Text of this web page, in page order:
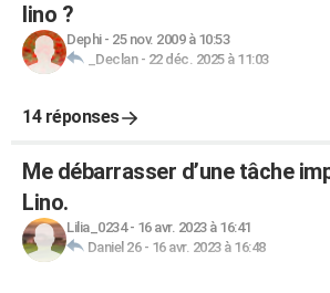
lino ?
Dephi- 25 nov. 2009 à 10:53
_Declan- 22 déc. 2025 à 11:03
14 réponses
Me débarrasser d’une tâche
Lino.
Lilia_0234- 16 avr. 2023 à 16:41
Daniel 26- 16 avr. 2023 à 16:48